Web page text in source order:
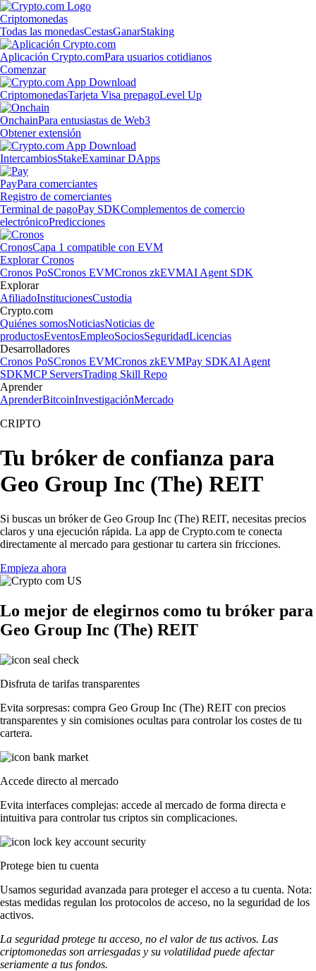
Criptomonedas
Todas las monedasCestasGanarStaking
Aplicación Crypto.comPara usuarios cotidianos
Comenzar
CriptomonedasTarjeta Visa prepagoLevel Up
OnchainPara entusiastas de Web3
Obtener extensión
IntercambiosStakeExaminar DApps
PayPara comerciantes
Registro de comerciantes
Terminal de pagoPay SDKComplementos de comercio
electrónicoPredicciones
CronosCapa 1 compatible con EVM
Explorar Cronos
Cronos PoSCronos EVMCronos zkEVMAI Agent SDK
Explorar
AfiliadoInstitucionesCustodia
Crypto.com
Quiénes somosNoticiasNoticias de
productosEventosEmpleoSociosSeguridadLicencias
Desarrolladores
Cronos PoSCronos EVMCronos zkEVMPay SDKAI Agent
SDKMCP ServersTrading Skill Repo
Aprender
AprenderBitcoinInvestigaciónMercado
CRIPTO
Tu bróker de confianza para
Geo Group Inc (The) REIT
Si buscas un bróker de Geo Group Inc (The) REIT, necesitas precios
claros y una ejecución rápida. La app de Crypto.com te conecta
directamente al mercado para gestionar tu cartera sin fricciones.
Empieza ahora
Lo mejor de elegirnos como tu bróker para
Geo Group Inc (The) REIT
Disfruta de tarifas transparentes
Evita sorpresas: compra Geo Group Inc (The) REIT con precios
transparentes y sin comisiones ocultas para controlar los costes de tu
cartera.
Accede directo al mercado
Evita interfaces complejas: accede al mercado de forma directa e
intuitiva para controlar tus criptos sin complicaciones.
Protege bien tu cuenta
Usamos seguridad avanzada para proteger el acceso a tu cuenta. Nota:
estas medidas regulan los protocolos de acceso, no la seguridad de los
activos.
La seguridad protege tu acceso, no el valor de tus activos. Las
criptomonedas son arriesgadas y su volatilidad puede afectar
seriamente a tus fondos.